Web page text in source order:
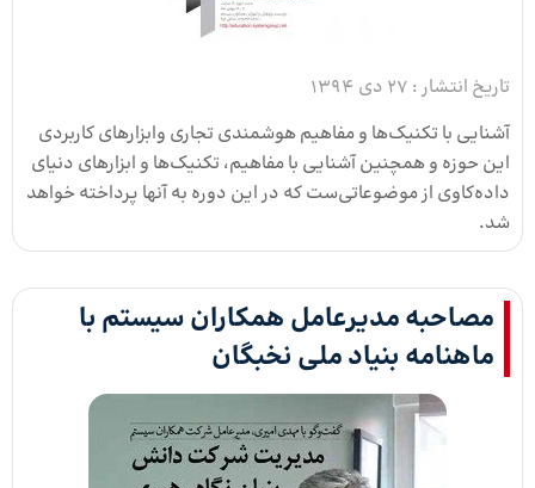
تاریخ انتشار : 27 دی 1394
آشنایی با تکنیک‌ها و مفاهیم هوشمندی تجاری وابزارهای کاربردی
این حوزه و همچنین آشنایی با مفاهیم، تکنیک‌ها و ابزارهای دنیای
داده‌کاوی از موضوعاتی‌ست که در این دوره به آنها پرداخته خواهد
شد.
مصاحبه مدیرعامل همکاران سیستم با
ماهنامه بنیاد ملی نخبگان